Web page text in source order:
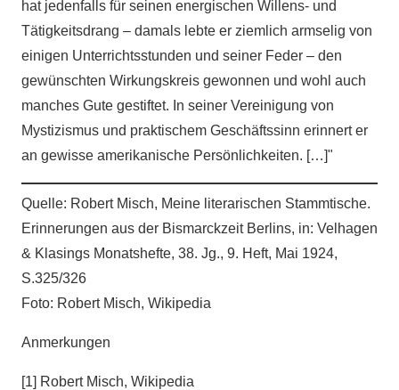
hat jedenfalls für seinen energischen Willens- und
Tätigkeitsdrang – damals lebte er ziemlich armselig von
einigen Unterrichtsstunden und seiner Feder – den
gewünschten Wirkungskreis gewonnen und wohl auch
manches Gute gestiftet. In seiner Vereinigung von
Mystizismus und praktischem Geschäftssinn erinnert er
an gewisse amerikanische Persönlichkeiten. […]"
Quelle: Robert Misch, Meine literarischen Stammtische.
Erinnerungen aus der Bismarckzeit Berlins, in: Velhagen
& Klasings Monatshefte, 38. Jg., 9. Heft, Mai 1924,
S.325/326
Foto: Robert Misch, Wikipedia
Anmerkungen
[1] Robert Misch, Wikipedia